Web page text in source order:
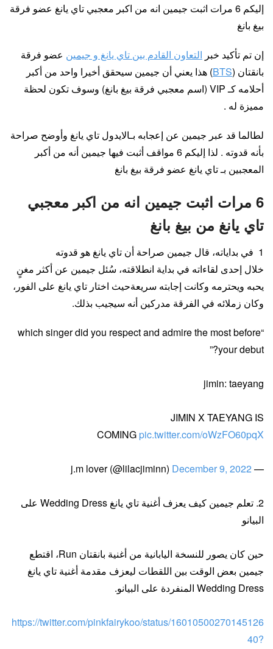
إليكم 6 مرات اثبت جيمين انه من اكبر معجبي تاي يانغ عضو فرقة
بيغ بانغ
إن تم تأكيد خبر التعاون القادم بين تاي يانغ و جيمين عضو فرقة
بانقتان (BTS) هذا يعني أن جيمين سيحقق أخيرا واحد من أكبر
أحلامه كـ VIP (اسم معجبي فرقة بيغ بانغ) وسوف تكون لحظة
مميزة له .
لطالما قد عبر جيمين عن إعجابه بـالايدول تاي يانغ وأوضح صراحة
بأنه قدوته . لذا إليكم 6 مواقف أثبت فيها جيمين أنه من أكبر
المعجبين بـ تاي يانغ عضو فرقة بيغ بانغ
6 مرات اثبت جيمين انه من اكبر معجبي
تاي يانغ من بيغ بانغ
1 في بداياته، قال جيمين صراحة أن تاي يانغ هو قدوته
خلال إحدى لقاءاته في بداية انطلاقته، سُئل جيمين عن أكثر مغنٍ
يحبه ويحترمه وكانت إجابته سريعةحيث اختار تاي يانغ على الفور،
وكان زملائه في الفرقة مدركين أنه سيجيب بذلك.
“which singer did you respect and admire the most before
your debut?”
jimin: taeyang
JIMIN X TAEYANG IS
COMING pic.twitter.com/oWzFO60pqX
— j.m lover (@lilacjiminn)
December 9, 2022
2. تعلم جيمين كيف يعزف أغنية تاي يانغ Wedding Dress على
البيانو
حين كان يصور للنسخة اليابانية من أغنية بانقتان Run، اقتطع
جيمين بعض الوقت بين اللقطات ليعزف مقدمة أغنية تاي يانغ
Wedding Dress المنفردة على البيانو.
https://twitter.com/pinkfairykoo/status/16010500270145126
40?